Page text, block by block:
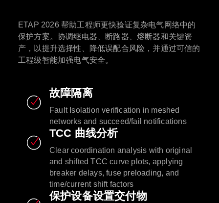
ETAP 2026 帮助工程师更快验证复杂电气网络中的
保护方案。协调继电器、断路器、熔断器和关键资
产，以提升选择性、降低误配合风险，并通过可信的
工程级智能加强电气安全。
故障隔离
Fault Isolation verification in meshed
networks and succeed/fail notifications
TCC 曲线分析
Clear coordination analysis with original
and shifted TCC curve plots, applying
breaker delays, fuse preloading, and
time/current shift factors
保护设备设置交付物